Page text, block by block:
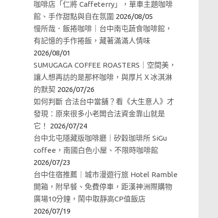
咖啡店「仁將 Caffeterry」，單車主題咖啡
館、手作甜點與自在氛圍 2026/08/05
慢所哉．飯捲咖啡｜台中南屯蔬食咖啡館，
有記憶的手作捲飯，藏著滿滿人情味
2026/08/01
SUMUGAGA COFFEE ROASTERS｜空間美，
讓人想再訪的是那杯咖啡，與厚片Ｘ冰淇淋
的默契 2026/07/26
如何判斷 合法台中當舖？看《大生意人》才
發現：原來很多小老闆合法資金靠山就是
它！
2026/07/24
台中北屯隱藏版咖啡廳｜矽穀珈琲所 SiGu
coffee，南國白色小屋、不限時咖啡館
2026/07/23
台中住宿推薦｜城市漫遊行旅 Hotel Ramble
開箱，附早餐、免費停車，距漢神洲際購物
廣場10分鐘，鬧中取靜高CP值飯店
2026/07/19